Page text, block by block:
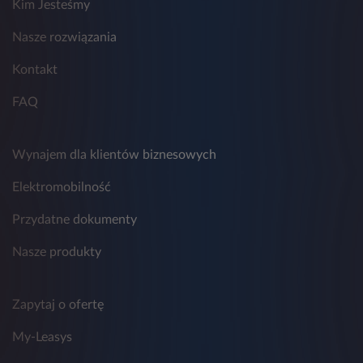
osobowych w Leasys nadzoruje wyznaczony
Inspektor Ochrony Danych, z którym można
Kim Jesteśmy
Nasze rozwiązania
Kontakt
FAQ
Wynajem dla klientów biznesowych
Elektromobilność
Przydatne dokumenty
Nasze produkty
Zapytaj o ofertę
My-Leasys